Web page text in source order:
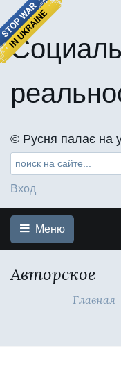
©️ Русня палає на
Вход
Меню
Авторское
Главная